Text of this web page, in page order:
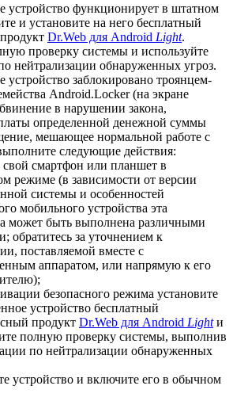
устройство функционирует в штатном
и установите на него бесплатный
Dr.Web для Android Light.
проверку системы и используйте
нейтрализации обнаруженных угроз.
устройство заблокировано троянцем-
Android.Locker (на экране
в нарушении закона,
определенной денежной суммы
мешающее нормальной работе с
следующие действия:
свой смартфон или планшет в
режиме (в зависимости от версии
системы и особенностей
мобильного устройства эта
может быть выполнена различными
обратитесь за уточнением к
поставляемой вместе с
аппаратом, или напрямую к его
безопасного режима установите
устройство бесплатный
продукт Dr.Web для Android Lightи
полную проверку системы, выполнив
по нейтрализации обнаруженных
устройство и включите его в обычном